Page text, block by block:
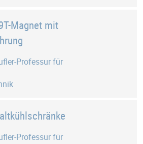
Professur für
Professur für